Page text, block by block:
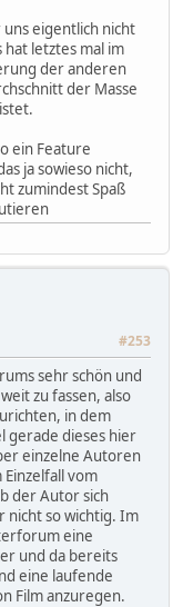
eigentlich nicht
letztes mal im
der anderen
der Masse
ein Feature
ja sowieso nicht,
zumindest Spaß
#253
sehr schön und
zu fassen, also
in dem
gerade dieses hier
einzelne Autoren
vom
der Autor sich
nicht so wichtig. Im
eine
und da bereits
eine laufende
Film anzuregen.